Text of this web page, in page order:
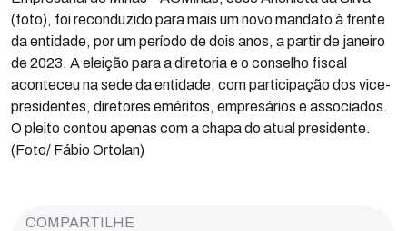
(foto), foi reconduzido para mais um novo mandato à frente
da entidade, por um período de dois anos, a partir de janeiro
de 2023. A eleição para a diretoria e o conselho fiscal
aconteceu na sede da entidade, com participação dos vice-
presidentes, diretores eméritos, empresários e associados.
O pleito contou apenas com a chapa do atual presidente.
(Foto/ Fábio Ortolan)
COMPARTILHE